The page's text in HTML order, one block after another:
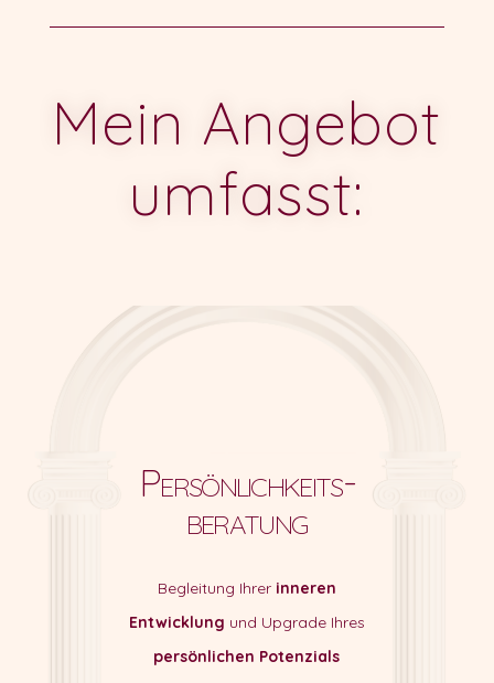
Mein Angebot
umfasst:
Persönlichkeits-
beratung
Begleitung Ihrer inneren
Entwicklung und Upgrade Ihres
persönlichen Potenzials